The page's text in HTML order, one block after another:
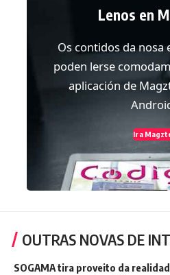
Lenos en
Os contidos da nosa
poden lerse
aplicación de
Ir a
OUTRAS NOVAS DE
SOGAMA tira proveito da